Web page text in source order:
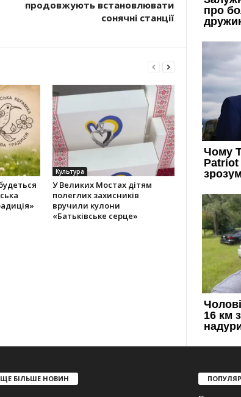
продовжують встановлювати
сонячні станції
Культура
У Великих Мостах дітям
полеглих захисників
вручили кулони
«Батьківське серце»
ЩЕ БІЛЬШЕ НОВИН